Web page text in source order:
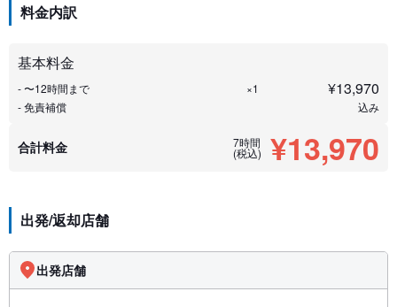
料金内訳
基本料金
- 〜12時間まで ×1 ¥13,970
- 免責補償 込み
合計料金 7時間
(税込) ¥13,970
出発/返却店舗
出発店舗